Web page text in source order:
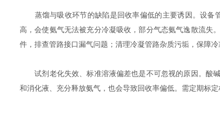
蒸馏与吸收环节的缺陷是回收率偏低的主要诱因。设备
高，会使氨气无法被充分冷凝吸收，部分气态氨气逸散流失
件，排查管路接口漏气问题；清理冷凝管路杂质污垢，保障
试剂老化失效、标准溶液偏差也是不可忽视的原因。酸碱
和消化液、充分释放氨气，也会导致回收率偏低。需定期标